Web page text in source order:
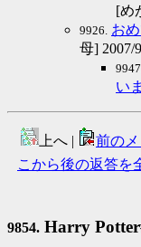
[め
9926. お
母] 2007/
9947.
い
上へ | 前の
こから後の返答を
9854. Harry